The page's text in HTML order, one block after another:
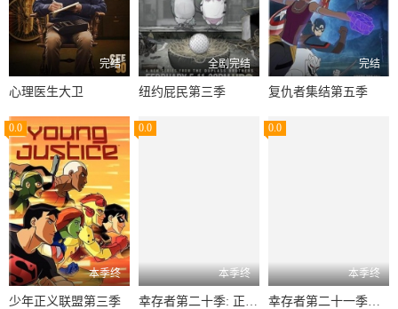
完结
心理医生大卫
全剧完结
纽约屁民第三季
完结
复仇者集结第五季
0.0
本季终
少年正义联盟第三季
0.0
本季终
0.0
本季终
幸存者第二十一季：尼加拉瓜